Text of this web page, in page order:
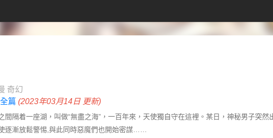
奇幻
篇 (2023年03月14日 更新)
間隔着一座湖，叫做“無盡之海”，一百年來，天使獨自守在這裡。某日，神秘男子突然
逐漸放鬆警惕,與此同時惡魔們也開始密謀……